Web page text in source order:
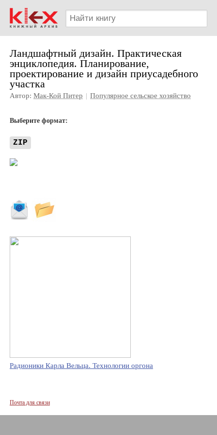
Ландшафтный дизайн. Практическая
энциклопедия. Планирование,
проектирование и дизайн приусадебного
участка
Автор: Мак-Кой Питер | Популярное сельское хозяйство
Выберите формат:
ZIP
Радионики Карла Вельца. Технологии оргона
Почта для связи